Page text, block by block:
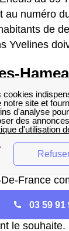
au numéro
de
Yvelines
EDF
à Magny-
avec le
à tout
il est
France
peuvent
le
03 59 91